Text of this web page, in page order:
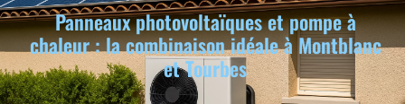
Panneaux photovoltaïques et pompe à
chaleur : la combinaison idéale à Montblanc
et Tourbes